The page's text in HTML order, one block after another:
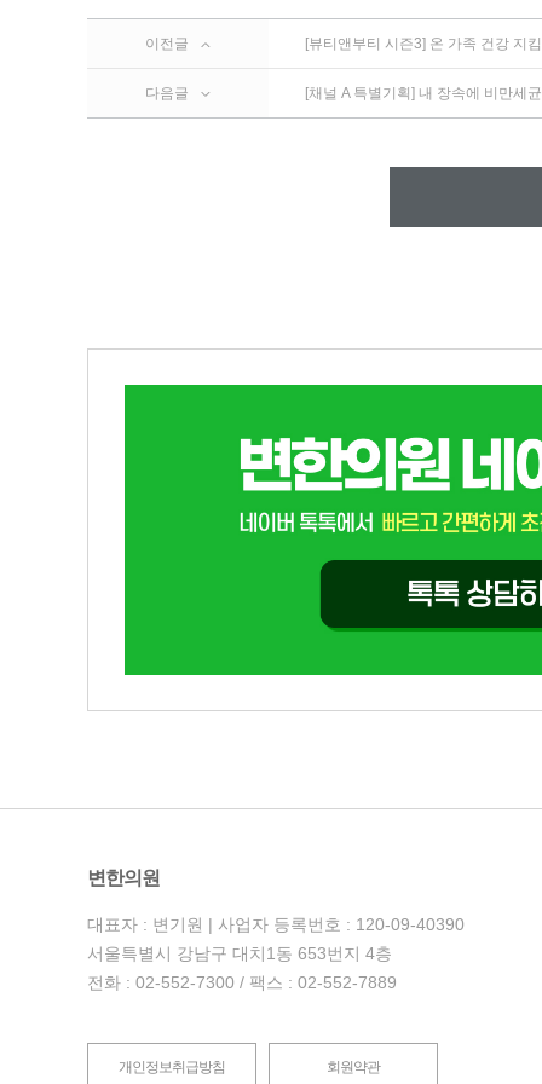
이전글 [뷰티앤부티 시즌3] 온 가족 건강 지
다음글 [채널 A 특별기획] 내 장속에 비만세
변한의원
대표자 : 변기원 | 사업자 등록번호 : 120-09-40390
서울특별시 강남구 대치1동 653번지 4층
전화 : 02-552-7300 / 팩스 : 02-552-7889
개인정보취급방침 회원약관